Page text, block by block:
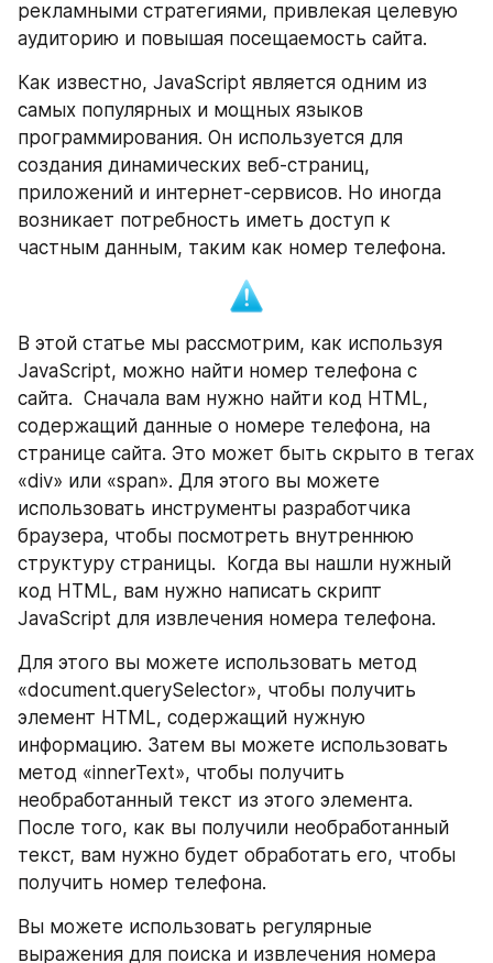
рекламными стратегиями, привлекая целевую
аудиторию и повышая посещаемость сайта.
Как известно, JavaScript является одним из
самых популярных и мощных языков
программирования. Он используется для
создания динамических веб-страниц,
приложений и интернет-сервисов. Но иногда
возникает потребность иметь доступ к
частным данным, таким как номер телефона.
В этой статье мы рассмотрим, как используя
JavaScript, можно найти номер телефона с
сайта.  Сначала вам нужно найти код HTML,
содержащий данные о номере телефона, на
странице сайта. Это может быть скрыто в тегах
«div» или «span». Для этого вы можете
использовать инструменты разработчика
браузера, чтобы посмотреть внутреннюю
структуру страницы.  Когда вы нашли нужный
код HTML, вам нужно написать скрипт
JavaScript для извлечения номера телефона.
Для этого вы можете использовать метод
«document.querySelector», чтобы получить
элемент HTML, содержащий нужную
информацию. Затем вы можете использовать
метод «innerText», чтобы получить
необработанный текст из этого элемента.
После того, как вы получили необработанный
текст, вам нужно будет обработать его, чтобы
получить номер телефона.
Вы можете использовать регулярные
выражения для поиска и извлечения номера